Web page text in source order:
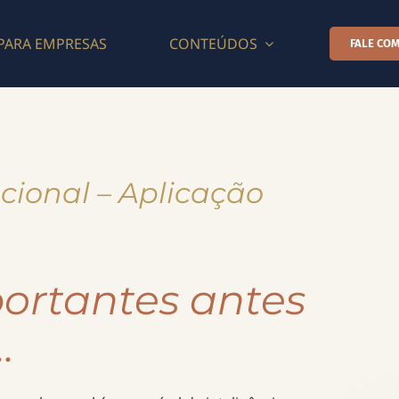
EMPRESAS CONTEÚDOS FALE
– Aplicação
antes